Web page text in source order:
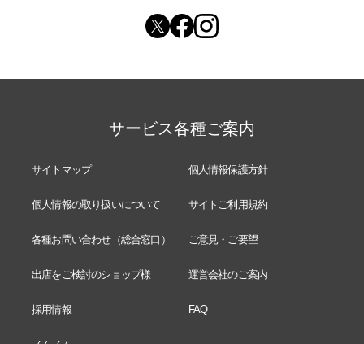
サービス各種ご案内
サイトマップ 個人情報保護方針
個人情報の取り扱いについて サイトご利用規約
各種お問い合わせ（総合窓口） ご意見・ご要望
出店をご検討のショップ様 運営会社のご案内
採用情報 FAQ